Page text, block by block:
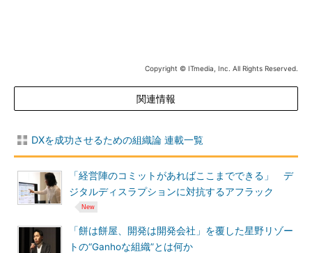
Copyright © ITmedia, Inc. All Rights Reserved.
関連情報
DXを成功させるための組織論 連載一覧
「経営陣のコミットがあればここまでできる」 デ
ジタルディスラプションに対抗するアフラック
「餅は餅屋、開発は開発会社」を覆した星野リゾー
トの“Ganhoな組織”とは何か